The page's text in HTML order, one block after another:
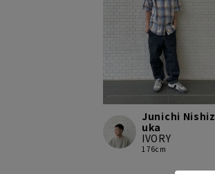
Junichi Nishiz
uka
IVORY
176cm